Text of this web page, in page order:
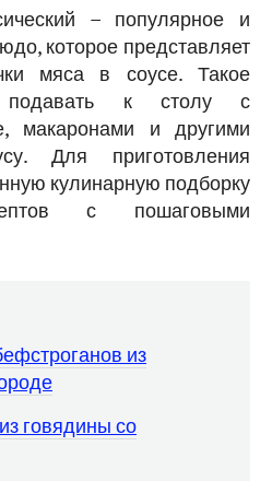
– популярное и
которое представляет
мяса в соусе. Такое
к столу с
макаронами и другими
Для приготовления
кулинарную подборку
с пошаговыми
из
говядины со